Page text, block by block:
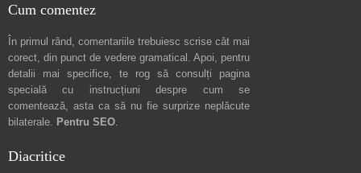
Cum comentez
În primul rând, comentariile trebuiesc scrise cât mai
corect, din punct de vedere gramatical. Apoi, pentru
detalii mai specifice, te rog să consulți pagina
specială cu instrucțiuni despre cum se
comentează , asta ca să nu fie surprize neplăcute
bilaterale. Pentru SEO
Diacritice